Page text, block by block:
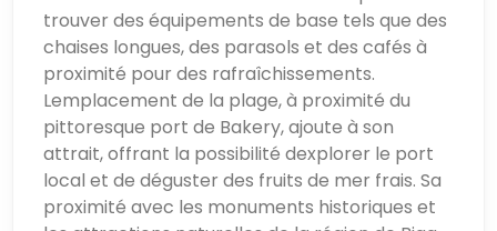
trouver des équipements de base tels que des
chaises longues, des parasols et des cafés à
proximité pour des rafraîchissements.
Lemplacement de la plage, à proximité du
pittoresque port de Bakery, ajoute à son
attrait, offrant la possibilité dexplorer le port
local et de déguster des fruits de mer frais. Sa
proximité avec les monuments historiques et